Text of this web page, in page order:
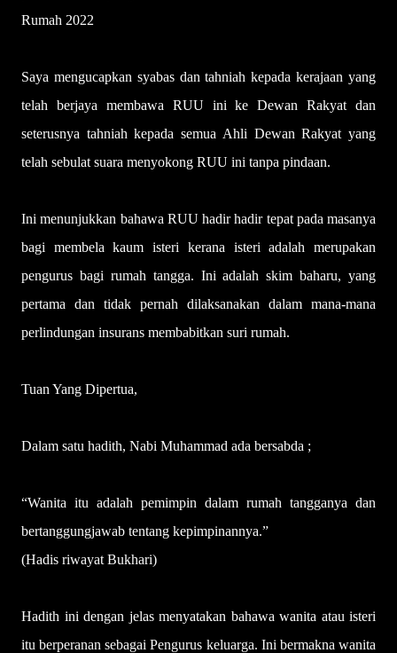
Rumah 2022
Saya mengucapkan syabas dan tahniah kepada kerajaan yang
telah berjaya membawa RUU ini ke Dewan Rakyat dan
seterusnya tahniah kepada semua Ahli Dewan Rakyat yang
telah sebulat suara menyokong RUU ini tanpa pindaan.
Ini menunjukkan bahawa RUU hadir hadir tepat pada masanya
bagi membela kaum isteri kerana isteri adalah merupakan
pengurus bagi rumah tangga. Ini adalah skim baharu, yang
pertama dan tidak pernah dilaksanakan dalam mana-mana
perlindungan insurans membabitkan suri rumah.
Tuan Yang Dipertua,
Dalam satu hadith, Nabi Muhammad ada bersabda ;
“Wanita itu adalah pemimpin dalam rumah tangganya dan
bertanggungjawab tentang kepimpinannya.”
(Hadis riwayat Bukhari)
Hadith ini dengan jelas menyatakan bahawa wanita atau isteri
itu berperanan sebagai Pengurus keluarga. Ini bermakna wanita